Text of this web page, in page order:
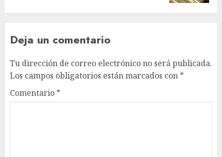
Deja un comentario
Tu dirección de correo electrónico no será publicada.
Los campos obligatorios están marcados con *
Comentario *